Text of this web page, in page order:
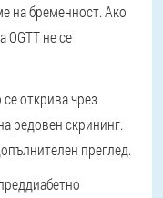
на бременност. Ако
OGTT не се
открива чрез
редовен скрининг.
преглед.